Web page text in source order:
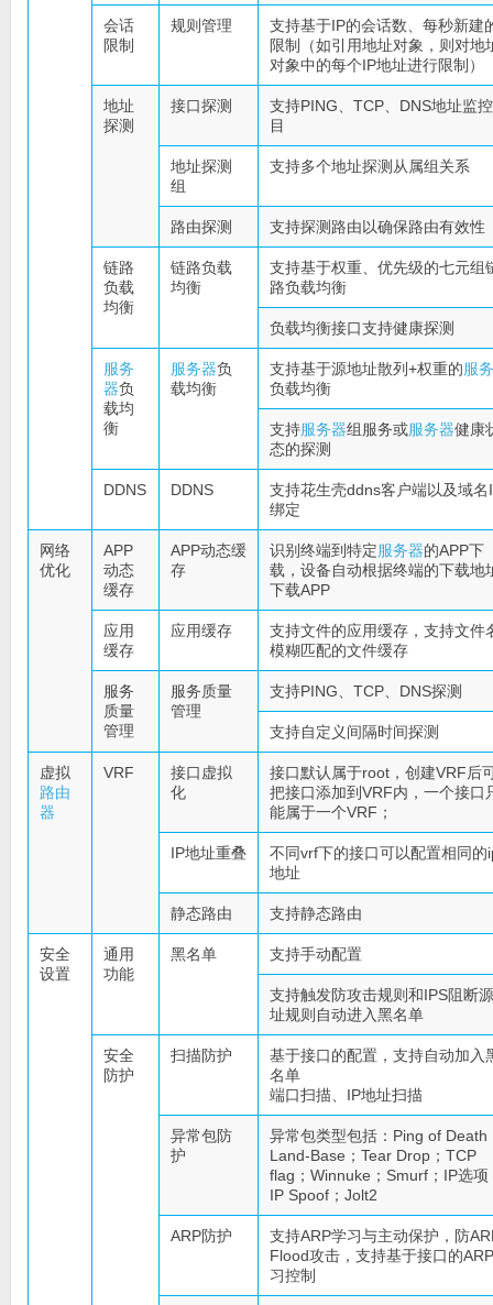
会话
限制
规则管理
支持基于IP的会话数、每秒新建
限制（如引用地址对象，则对地
对象中的每个IP地址进行限制）
地址
探测
接口探测
支持PING、TCP、DNS地址监
目
地址探测
组
支持多个地址探测从属组关系
路由探测 支持探测路由以确保路由有效性
链路
负载
均衡
链路负载
均衡
支持基于权重、优先级的七元组
路负载均衡
负载均衡接口支持健康探测
服务
器负
载均
衡
服务器负
载均衡
支持基于源地址散列+权重的服
负载均衡
支持服务器组服务或服务器健康
态的探测
DDNS DDNS
支持花生壳ddns客户端以及域名
绑定
网络
优化
APP
动态
缓存
APP动态缓
存
识别终端到特定服务器的APP下
载，设备自动根据终端的下载地
下载APP
应用
缓存
应用缓存
支持文件的应用缓存，支持文件
模糊匹配的文件缓存
服务
质量
管理
服务质量
管理
支持PING、TCP、DNS探测
支持自定义间隔时间探测
虚拟
路由
器
VRF
接口虚拟
化
接口默认属于root，创建VRF后
把接口添加到VRF内，一个接口
能属于一个VRF；
IP地址重叠
不同vrf下的接口可以配置相同的
地址
静态路由 支持静态路由
安全
设置
通用
功能
黑名单 支持手动配置
支持触发防攻击规则和IPS阻断
址规则自动进入黑名单
安全
防护
扫描防护
基于接口的配置，支持自动加入
名单
端口扫描、IP地址扫描
异常包防
护
异常包类型包括：Ping of Death
Land-Base；Tear Drop；TCP
flag；Winnuke；Smurf；IP选项
IP Spoof；Jolt2
ARP防护
支持ARP学习与主动保护，防
Flood攻击，支持基于接口的
习控制